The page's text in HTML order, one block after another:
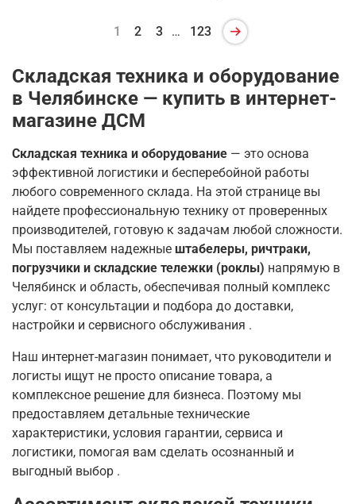
1 2 3 … 123
Складская техника и оборудование
в Челябинске — купить в интернет-
магазине ДСМ
Складская техника и оборудование — это основа
эффективной логистики и бесперебойной работы
любого современного склада. На этой странице вы
найдете профессиональную технику от проверенных
производителей, готовую к задачам любой сложности.
Мы поставляем надежные штабелеры, ричтраки,
погрузчики и складские тележки (роклы) напрямую в
Челябинск и область, обеспечивая полный комплекс
услуг: от консультации и подбора до доставки,
настройки и сервисного обслуживания .
Наш интернет-магазин понимает, что руководители и
логисты ищут не просто описание товара, а
комплексное решение для бизнеса. Поэтому мы
предоставляем детальные технические
характеристики, условия гарантии, сервиса и
логистики, помогая вам сделать осознанный и
выгодный выбор .